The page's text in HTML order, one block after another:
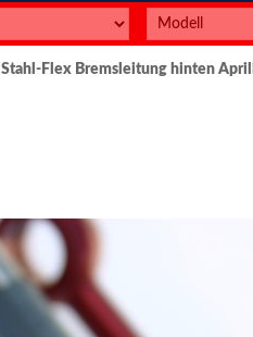
Stahl-Flex Bremsleitung hinten